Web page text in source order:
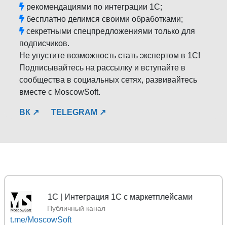
рекомендациями по интеграции 1С;
бесплатно делимся своими обработками;
секретными спецпредложениями только для
подписчиков.
Не упустите возможность стать экспертом в 1С!
Подписывайтесь на рассылку и вступайте в
сообщества в социальных сетях, развивайтесь
вместе с MoscowSoft.
ВК ↗ TELEGRAM ↗
1С | Интеграция 1С с маркетплейсами
Публичный канал
t.me/MoscowSoft